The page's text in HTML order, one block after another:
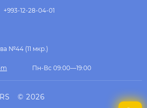
+993-12-28-04-01
№44 (11 мкр.)
Пн-Вс 09:00—19:00
© 2026